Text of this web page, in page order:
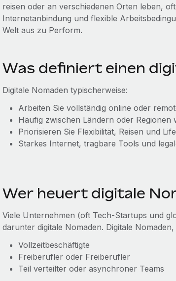
reisen oder an verschiedenen Orten leben,
Internetanbindung und flexible
Welt aus zu Perform.
Was definiert einen
Digitale Nomaden typischerweise:
Arbeiten Sie vollständig online oder
Häufig zwischen Ländern oder Regionen
Priorisieren Sie Flexibilität, Reisen und
Starkes Internet, tragbare Tools und
Wer heuert digitale
Viele Unternehmen (oft Tech-Startups und
darunter digitale Nomaden. Digitale
Vollzeitbeschäftigte
Freiberufler oder Freiberufler
Teil verteilter oder asynchroner Teams